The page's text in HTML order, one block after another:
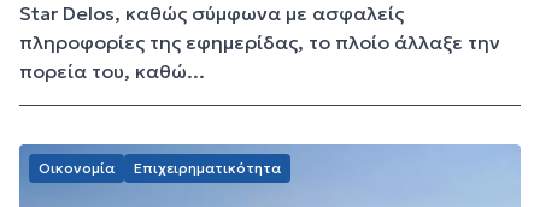
Star Delos, καθώς σύμφωνα με ασφαλείς
πληροφορίες της εφημερίδας, το πλοίο άλλαξε την
πορεία του, καθώ...
Οικονομία Επιχειρηματικότητα